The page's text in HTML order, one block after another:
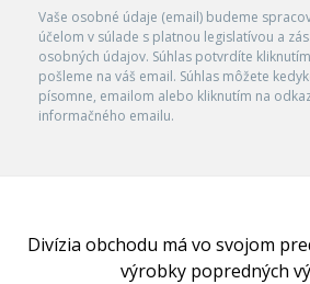
Vaše osobné údaje (email) budeme
účelom v súlade s platnou legislatívou a
osobných údajov. Súhlas potvrdíte
pošleme na váš email. Súhlas môžete
písomne, emailom alebo kliknutím na
informačného emailu.
Divízia obchodu má vo svojom
výrobky popredných